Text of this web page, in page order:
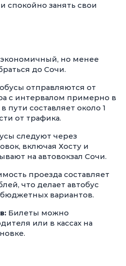
спокойно занять свои
экономичный, но менее
до Сочи.
отправляются от
с интервалом примерно в
пути составляет около 1
от трафика.
следуют через
включая Хосту и
на автовокзал Сочи.
проезда составляет
что делает автобус
вариантов.
Билеты можно
или в кассах на